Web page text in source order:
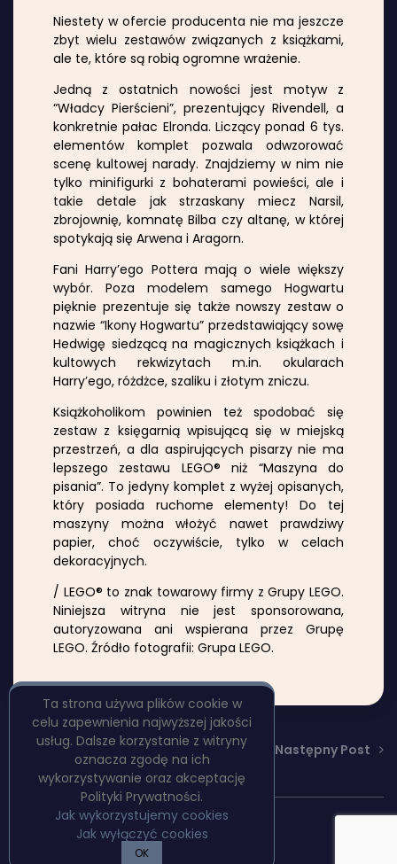
Niestety w ofercie producenta nie ma jeszcze
zbyt wielu zestawów związanych z książkami,
ale te, które są robią ogromne wrażenie.
Jedną z ostatnich nowości jest motyw z
“Władcy Pierścieni”, prezentujący Rivendell, a
konkretnie pałac Elronda. Liczący ponad 6 tys.
elementów komplet pozwala odwzorować
scenę kultowej narady. Znajdziemy w nim nie
tylko minifigurki z bohaterami powieści, ale i
takie detale jak strzaskany miecz Narsil,
zbrojownię, komnatę Bilba czy altanę, w której
spotykają się Arwena i Aragorn.
Fani Harry’ego Pottera mają o wiele większy
wybór. Poza modelem samego Hogwartu
pięknie prezentuje się także nowszy zestaw o
nazwie “Ikony Hogwartu” przedstawiający sowę
Hedwigę siedzącą na magicznych książkach i
kultowych rekwizytach m.in. okularach
Harry’ego, różdżce, szaliku i złotym zniczu.
Książkoholikom powinien też spodobać się
zestaw z księgarnią wpisującą się w miejską
przestrzeń, a dla aspirujących pisarzy nie ma
lepszego zestawu LEGO® niż “Maszyna do
pisania”. To jedyny komplet z wyżej opisanych,
który posiada ruchome elementy! Do tej
maszyny można włożyć nawet prawdziwy
papier, choć oczywiście, tylko w celach
dekoracyjnych.
/ LEGO® to znak towarowy firmy z Grupy LEGO.
Niniejsza witryna nie jest sponsorowana,
autoryzowana ani wspierana przez Grupę
LEGO. Źródło fotografii: Grupa LEGO.
Poprzedni Post Następny Post
Copyright © PulpBooks
Polityka prywatności
Ta strona używa plików cookie w
celu zapewnienia najwyższej jakości
usług. Dalsze korzystanie z witryny
oznacza zgodę na ich
wykorzystywanie oraz akceptację
Polityki Prywatności.
Jak wykorzystujemy cookies
Jak wyłączyć cookies
OK